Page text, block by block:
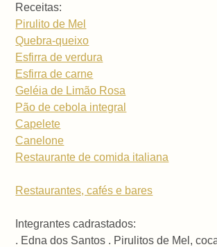
Receitas:
Pirulito de Mel
Quebra-queixo
Esfirra de verdura
Esfirra de carne
Geléia de Limão Rosa
Pão de cebola integral
Capelete
Canelone
Restaurante de comida italiana
Restaurantes, cafés e bares
Integrantes cadrastados:
. Edna dos Santos . Pirulitos de Mel,